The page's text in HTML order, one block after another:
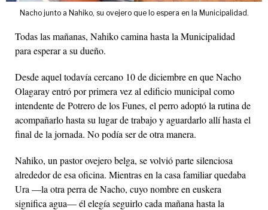
Nacho junto a Nahiko, su ovejero que lo espera en la Municipalidad.
Todas las mañanas, Nahiko camina hasta la Municipalidad
para esperar a su dueño.
Desde aquel todavía cercano 10 de diciembre en que Nacho
Olagaray entró por primera vez al edificio municipal como
intendente de Potrero de los Funes, el perro adoptó la rutina de
acompañarlo hasta su lugar de trabajo y aguardarlo allí hasta el
final de la jornada. No podía ser de otra manera.
Nahiko, un pastor ovejero belga, se volvió parte silenciosa
alrededor de esa oficina. Mientras en la casa familiar quedaba
Ura —la otra perra de Nacho, cuyo nombre en euskera
significa agua— él elegía seguirlo cada mañana hasta la